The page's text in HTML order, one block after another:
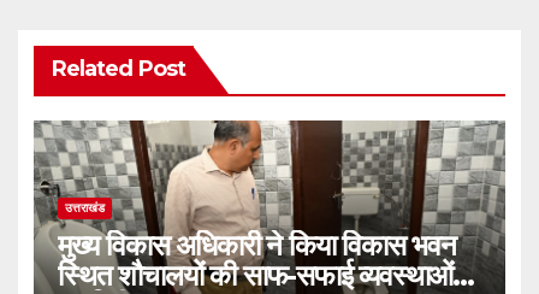
Related Post
उत्तराखंड
मुख्य विकास अधिकारी ने किया विकास भवन
स्थित शौचालयों की साफ-सफाई व्यवस्थाओं